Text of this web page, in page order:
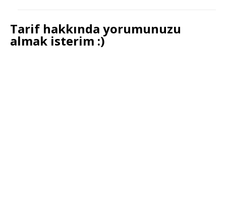
Tarif hakkında yorumunuzu
almak isterim :)